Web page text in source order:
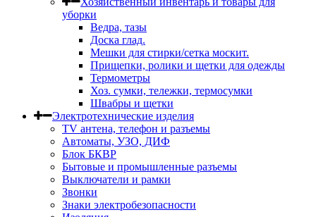
уборки
Ведра, тазы
Доска глад.
Мешки для стирки/сетка москит.
Прищепки, ролики и щетки для одежды
Термометры
Хоз. сумки, тележки, термосумки
Швабры и щетки
Электротехнические изделия
TV aнтена, телефон и разъемы
Автоматы, УЗО, ДИФ
Блок БКВР
Бытовые и промышленные разъемы
Выключатели и рамки
Звонки
Знаки электробезопасности